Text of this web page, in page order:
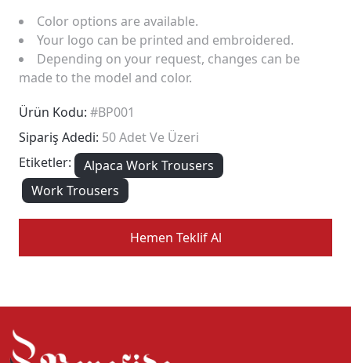
Color options are available.
Your logo can be printed and embroidered.
Depending on your request, changes can be
made to the model and color.
Ürün Kodu: #BP001
Sipariş Adedi: 50 Adet Ve Üzeri
Etiketler:
Alpaca Work Trousers
Work Trousers
Hemen Teklif Al